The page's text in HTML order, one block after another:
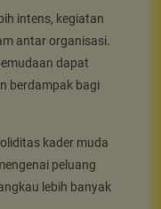
intens, kegiatan
antar organisasi.
dapat
berdampak bagi
kader muda
peluang
lebih banyak